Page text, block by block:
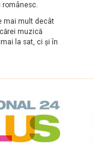
românesc.
mai mult decât
muzică
la sat, ci şi în